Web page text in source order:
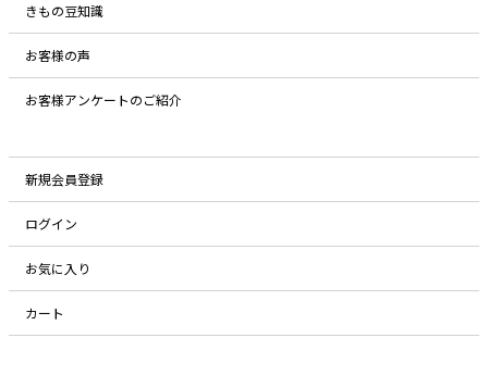
きもの豆知識
お客様の声
お客様アンケートのご紹介
新規会員登録
ログイン
お気に入り
カート